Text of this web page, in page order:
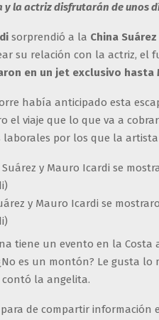
y la actriz disfrutarán de unos
sorprendió a la China
su relación con la actriz, el
en un jet exclusivo hasta
había anticipado esta
el viaje que lo que va a
laborales por los que la
y Mauro Icardi se
tiene un evento en la Costa
es un montón? Le gusta lo
contó la angelita.
de compartir información